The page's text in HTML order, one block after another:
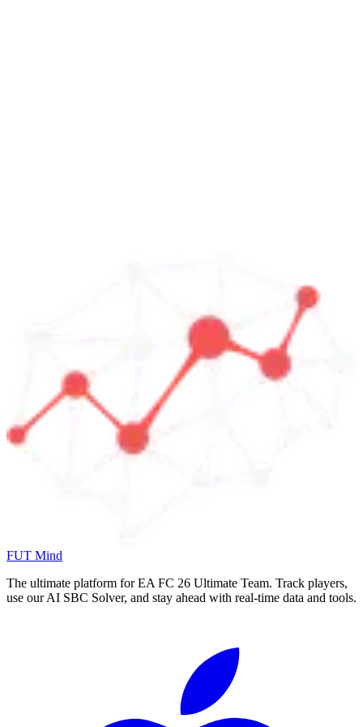
FUT Mind
The ultimate platform for EA FC 26 Ultimate Team. Track players,
use our AI SBC Solver, and stay ahead with real-time data and tools.